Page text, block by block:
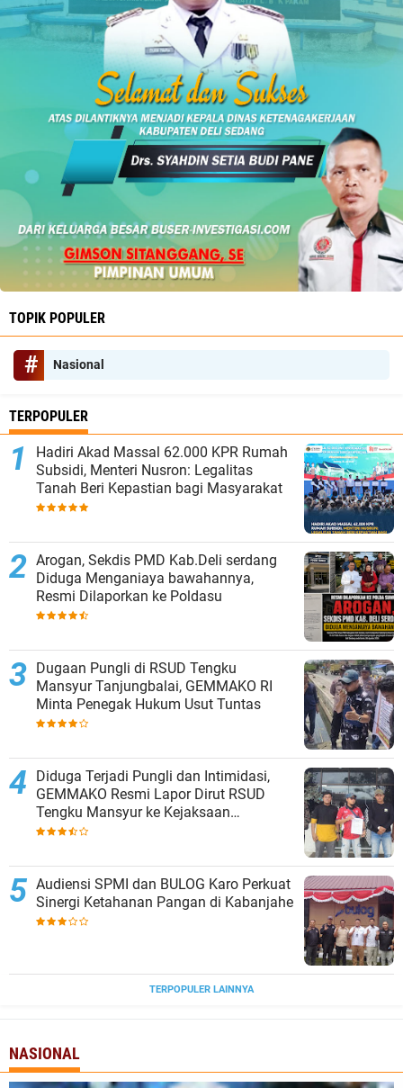
TOPIK POPULER
Nasional
TERPOPULER
Hadiri Akad Massal 62.000 KPR Rumah
Subsidi, Menteri Nusron: Legalitas
Tanah Beri Kepastian bagi Masyarakat
‎Arogan, Sekdis PMD Kab.Deli serdang
Diduga Menganiaya bawahannya,
Resmi Dilaporkan ke Poldasu
Dugaan Pungli di RSUD Tengku
Mansyur Tanjungbalai, GEMMAKO RI
Minta Penegak Hukum Usut Tuntas
Diduga Terjadi Pungli dan Intimidasi,
GEMMAKO Resmi Lapor Dirut RSUD
Tengku Mansyur ke Kejaksaan
Tanjungbalai
Audiensi SPMI dan BULOG Karo Perkuat
Sinergi Ketahanan Pangan di Kabanjahe
TERPOPULER LAINNYA
NASIONAL